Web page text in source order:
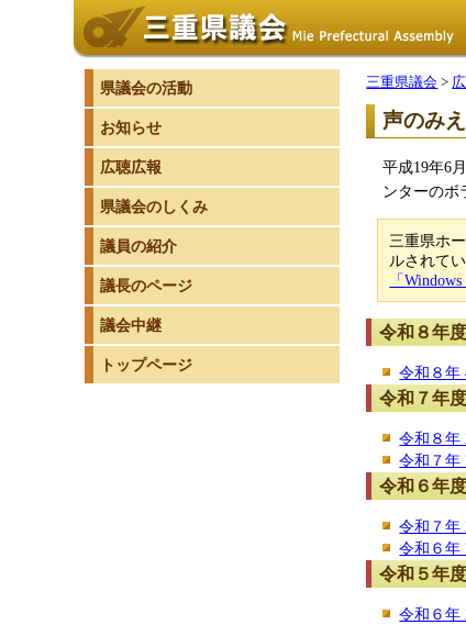
三重県議会 >
声のみ
平成19年6
ンターのボ
三重県ホ
ルされて
「
令和８年度
令和８年
令和７年度
令和８年
令和７年
令和６年度
令和７年
令和６年
令和５年度
令和６年
県議会の活動
お知らせ
広聴広報
県議会のしくみ
議員の紹介
議長のページ
議会中継
トップページ